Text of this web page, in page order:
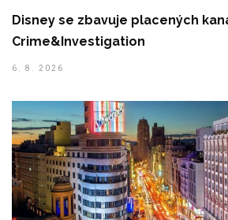
Disney se zbavuje placených
Crime&Investigation
6. 8. 2026